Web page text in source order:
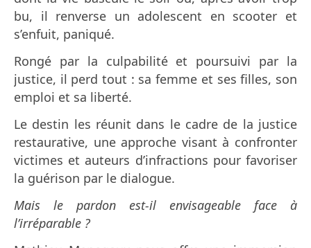
bu, il renverse un adolescent en scooter et
s’enfuit, paniqué.
Rongé par la culpabilité et poursuivi par la
justice, il perd tout : sa femme et ses filles, son
emploi et sa liberté.
Le destin les réunit dans le cadre de la justice
restaurative, une approche visant à confronter
victimes et auteurs d’infractions pour favoriser
la guérison par le dialogue.
Mais le pardon est-il envisageable face à
l’irréparable ?